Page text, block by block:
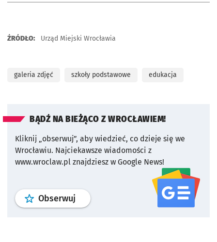
ŹRÓDŁO: Urząd Miejski Wrocławia
galeria zdjęć szkoły podstawowe edukacja
BĄDŹ NA BIEŻĄCO Z WROCŁAWIEM!
Kliknij „obserwuj”, aby wiedzieć, co dzieje się we
Wrocławiu. Najciekawsze wiadomości z
www.wroclaw.pl znajdziesz w Google News!
Obserwuj profil serwisu